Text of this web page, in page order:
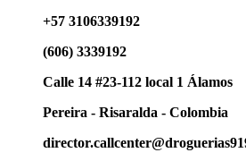
+57 3106339192
(606) 3339192
Calle 14 #23-112 local 1 Álamos
Pereira - Risaralda - Colombia